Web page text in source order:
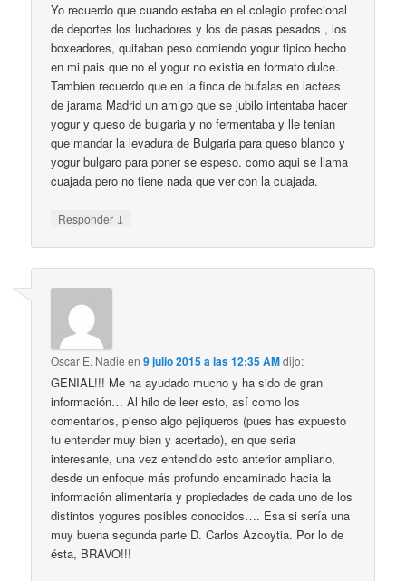
Yo recuerdo que cuando estaba en el colegio profecional
de deportes los luchadores y los de pasas pesados , los
boxeadores, quitaban peso comiendo yogur tipico hecho
en mi pais que no el yogur no existia en formato dulce.
Tambien recuerdo que en la finca de bufalas en lacteas
de jarama Madrid un amigo que se jubilo intentaba hacer
yogur y queso de bulgaria y no fermentaba y lle tenian
que mandar la levadura de Bulgaria para queso blanco y
yogur bulgaro para poner se espeso. como aqui se llama
cuajada pero no tiene nada que ver con la cuajada.
Responder ↓
Oscar E. Nadie en9 julio 2015 a las 12:35 AMdijo:
GENIAL!!! Me ha ayudado mucho y ha sido de gran
información… Al hilo de leer esto, así como los
comentarios, pienso algo pejiqueros (pues has expuesto
tu entender muy bien y acertado), en que seria
interesante, una vez entendido esto anterior ampliarlo,
desde un enfoque más profundo encaminado hacia la
información alimentaria y propiedades de cada uno de los
distintos yogures posibles conocidos…. Esa si sería una
muy buena segunda parte D. Carlos Azcoytia. Por lo de
ésta, BRAVO!!!